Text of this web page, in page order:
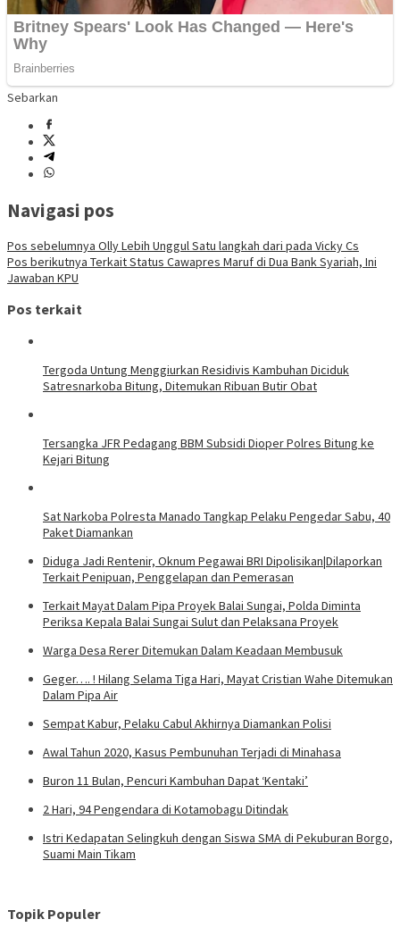
Sebarkan
Navigasi pos
Pos sebelumnya Olly Lebih Unggul Satu langkah dari pada Vicky Cs
Pos berikutnya Terkait Status Cawapres Maruf di Dua Bank Syariah, Ini
Jawaban KPU
Pos terkait
Tergoda Untung Menggiurkan Residivis Kambuhan Diciduk
Satresnarkoba Bitung, Ditemukan Ribuan Butir Obat
Tersangka JFR Pedagang BBM Subsidi Dioper Polres Bitung ke
Kejari Bitung
Sat Narkoba Polresta Manado Tangkap Pelaku Pengedar Sabu, 40
Paket Diamankan
Diduga Jadi Rentenir, Oknum Pegawai BRI Dipolisikan|Dilaporkan
Terkait Penipuan, Penggelapan dan Pemerasan
Terkait Mayat Dalam Pipa Proyek Balai Sungai, Polda Diminta
Periksa Kepala Balai Sungai Sulut dan Pelaksana Proyek
Warga Desa Rerer Ditemukan Dalam Keadaan Membusuk
Geger…. ! Hilang Selama Tiga Hari, Mayat Cristian Wahe Ditemukan
Dalam Pipa Air
Sempat Kabur, Pelaku Cabul Akhirnya Diamankan Polisi
Awal Tahun 2020, Kasus Pembunuhan Terjadi di Minahasa
Buron 11 Bulan, Pencuri Kambuhan Dapat ‘Kentaki’
2 Hari, 94 Pengendara di Kotamobagu Ditindak
Istri Kedapatan Selingkuh dengan Siswa SMA di Pekuburan Borgo,
Suami Main Tikam
Topik Populer